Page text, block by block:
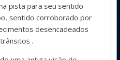
pista para seu sentido
sentido corroborado por
desencadeados
.